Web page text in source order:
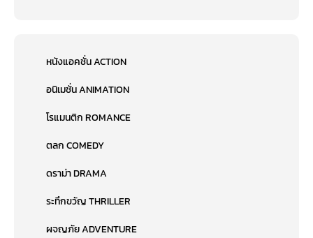
หนังแอคชั่น ACTION
อนิเมชั่น ANIMATION
โรแมนติก ROMANCE
ตลก COMEDY
ดราม่า DRAMA
ระทึกขวัญ THRILLER
ผจญภัย ADVENTURE